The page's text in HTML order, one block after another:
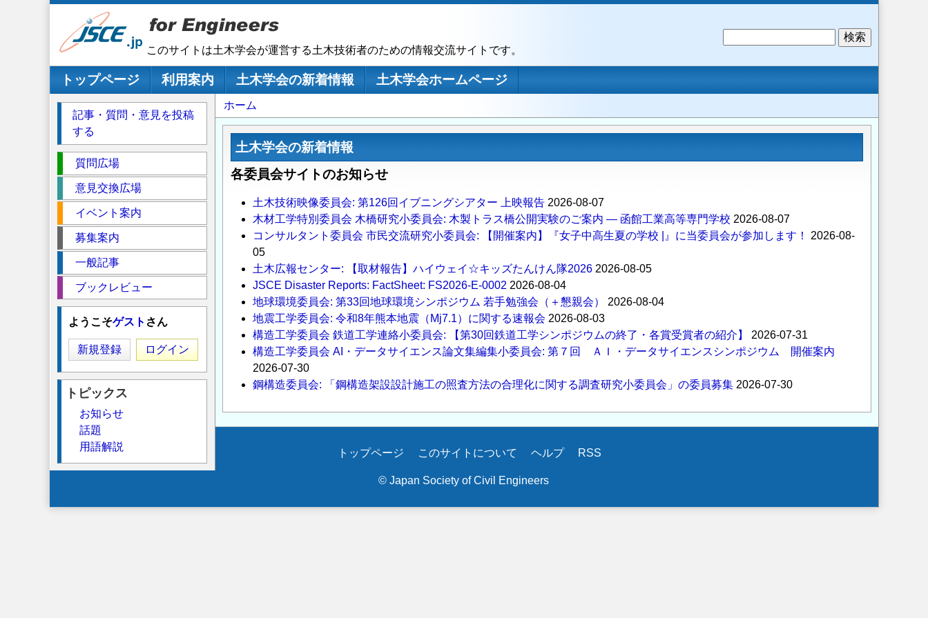
このサイトは土木学会が運営する土木技術者のための情報交流サイトです。
メインナビゲーション
トップページ 利用案内 土木学会の新着情報
土木学会ホームページ
パ
ン
ず
ホーム
土木学会の新着情報
各委員会サイトのお知らせ
土木技術映像委員会: 第126回イブニングシアター 上映報告 2026-08-07
木材工学特別委員会 木橋研究小委員会: 木製トラス橋公開実験のご案内 ― 函館工業高等専門学校 2026-08-07
コンサルタント委員会 市民交流研究小委員会: 【開催案内】『女子中高生夏の学校 |』に当委員会が参加します！
2026-08-
05
土木広報センター: 【取材報告】ハイウェイ☆キッズたんけん隊2026 2026-08-05
JSCE Disaster Reports: FactSheet: FS2026-E-0002 2026-08-04
地球環境委員会: 第33回地球環境シンポジウム 若手勉強会（＋懇親会）
2026-08-04
地震工学委員会: 令和8年熊本地震（Mj7.1）に関する速報会 2026-08-03
構造工学委員会 鉄道工学連絡小委員会: 【第30回鉄道工学シンポジウムの終了・各賞受賞者の紹介】
2026-07-31
構造工学委員会 AI・データサイエンス論文集編集小委員会: 第７回 ＡＩ・データサイエンスシンポジウム 開催案内
2026-07-30
鋼構造委員会: 「鋼構造架設設計施工の照査方法の合理化に関する調査研究小委員会」の委員募集 2026-07-30
記事・質問・意見を投稿
する
ク
シ
質問広場
意見交換広場
イベント案内
募集案内
一般記事
ブックレビュー
ようこそゲスト さん
新規登録 ログイン
トピックス
お知らせ
話題
用語解説
Secondary
menu
トップページ このサイトについて ヘルプ RSS
© Japan Society of Civil Engineers